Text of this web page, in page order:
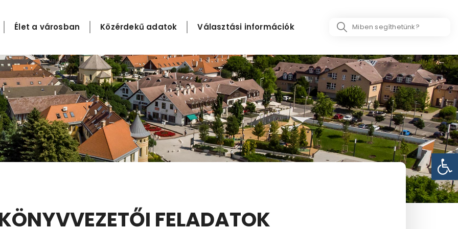
Élet a városban Közérdekű adatok Választási információk
Search
FELADATOK